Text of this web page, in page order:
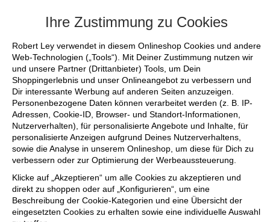
Ihre Zustimmung zu Cookies
Robert Ley verwendet in diesem Onlineshop Cookies und andere
Web-Technologien („Tools“). Mit Deiner Zustimmung nutzen wir
und unsere Partner (Drittanbieter) Tools, um Dein
Shoppingerlebnis und unser Onlineangebot zu verbessern und
Dir interessante Werbung auf anderen Seiten anzuzeigen.
Personenbezogene Daten können verarbeitet werden (z. B. IP-
Adressen, Cookie-ID, Browser- und Standort-Informationen,
Nutzerverhalten), für personalisierte Angebote und Inhalte, für
personalisierte Anzeigen aufgrund Deines Nutzerverhaltens,
sowie die Analyse in unserem Onlineshop, um diese für Dich zu
verbessern oder zur Optimierung der Werbeaussteuerung.
Klicke auf „Akzeptieren“ um alle Cookies zu akzeptieren und
direkt zu shoppen oder auf „Konfigurieren“, um eine
Beschreibung der Cookie-Kategorien und eine Übersicht der
eingesetzten Cookies zu erhalten sowie eine individuelle Auswahl